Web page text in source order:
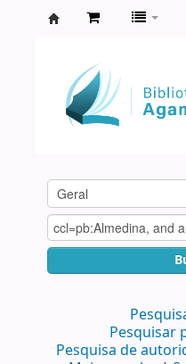
Agamenon
Magalhães
Pesquisar
Pesquisa de